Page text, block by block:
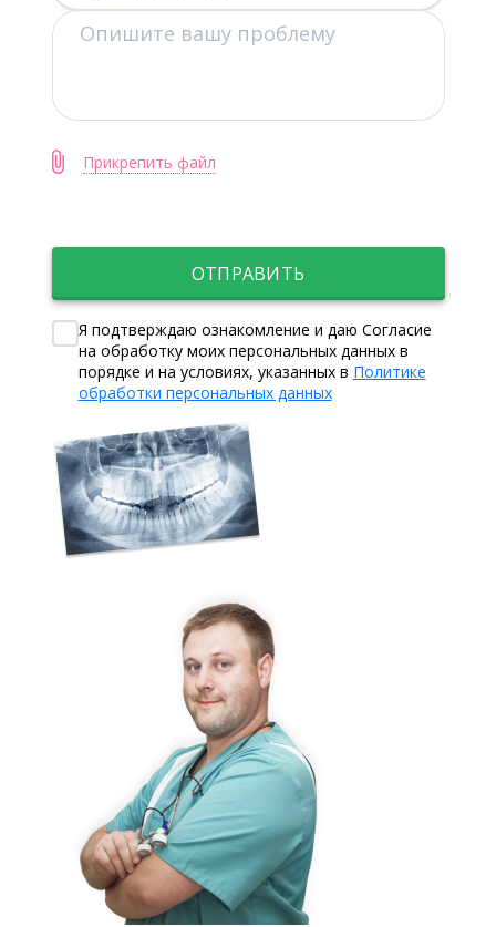
Прикрепить файл
ОТПРАВИТЬ
Я подтверждаю ознакомление и даю Согласие
на обработку моих персональных данных в
порядке и на условиях, указанных в Политике
обработки персональных данных